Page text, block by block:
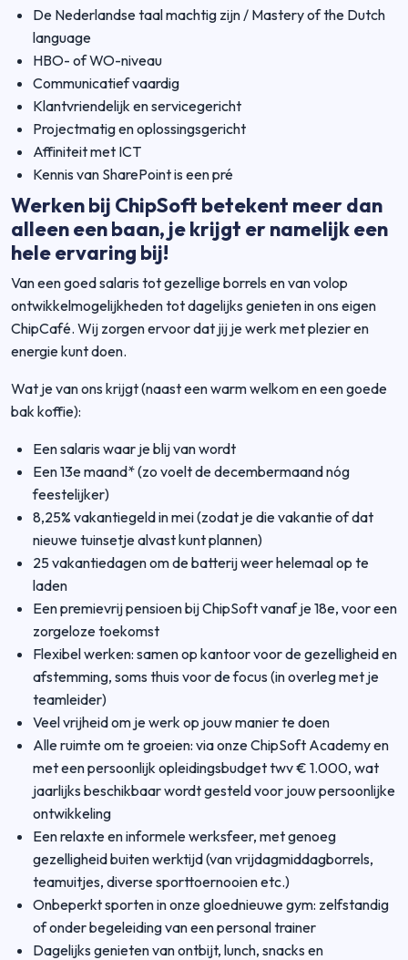
De Nederlandse taal machtig zijn / Mastery of the Dutch
language
HBO- of WO-niveau
Communicatief vaardig
Klantvriendelijk en servicegericht
Projectmatig en oplossingsgericht
Affiniteit met ICT
Kennis van SharePoint is een pré
Werken bij ChipSoft betekent meer dan
alleen een baan, je krijgt er namelijk een
hele ervaring bij!
Van een goed salaris tot gezellige borrels en van volop
ontwikkelmogelijkheden tot dagelijks genieten in ons eigen
ChipCafé. Wij zorgen ervoor dat jij je werk met plezier en
energie kunt doen.
Wat je van ons krijgt (naast een warm welkom en een goede
bak koffie):
Een salaris waar je blij van wordt
Een 13e maand* (zo voelt de decembermaand nóg
feestelijker)
8,25% vakantiegeld in mei (zodat je die vakantie of dat
nieuwe tuinsetje alvast kunt plannen)
25 vakantiedagen om de batterij weer helemaal op te
laden
Een premievrij pensioen bij ChipSoft vanaf je 18e, voor een
zorgeloze toekomst
Flexibel werken: samen op kantoor voor de gezelligheid en
afstemming, soms thuis voor de focus (in overleg met je
teamleider)
Veel vrijheid om je werk op jouw manier te doen
Alle ruimte om te groeien: via onze ChipSoft Academy en
met een persoonlijk opleidingsbudget twv € 1.000, wat
jaarlijks beschikbaar wordt gesteld voor jouw persoonlijke
ontwikkeling
Een relaxte en informele werksfeer, met genoeg
gezelligheid buiten werktijd (van vrijdagmiddagborrels,
teamuitjes, diverse sporttoernooien etc.)
Onbeperkt sporten in onze gloednieuwe gym: zelfstandig
of onder begeleiding van een personal trainer
Dagelijks genieten van ontbijt, lunch, snacks en